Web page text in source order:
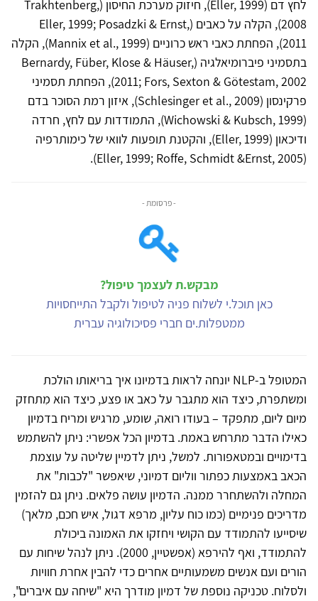
לחץ דם (Eller, 1999), חיזוק מערכת החיסון (Trakhtenberg,
2008), הקלה על כאבים (Eller, 1999; Posadzki & Ernst,
2011), הפחתת כאבי ראש כרוניים (Mannix et al., 1999), הקלה
בתסמיני פיברומיאלגיה (Bernardy, Füber, Klose & Häuser,
2011; Fors, Sexton & Götestam, 2002), הפחתת תסמיני
פרקינסון (Schlesinger et al., 2009), איזון רמת הסוכר בדם
(Wichowski & Kubsch, 1999), התמודדות עם לחץ, חרדה
ודיכאון (Eller, 1999), והקטנת תופעות לוואי של כימותרפיה
(Eller, 1999; Roffe, Schmidt &Ernst, 2005).
- פרסומת -
מבקש.ת לעצמך טיפול?
כאן תוכל.י לשלוח פניה לטיפול ולקבל התייחסויות
ממטפלות.ים חברי פסיכולוגיה עברית
המטופל ב-NLP יונחה לראות בדמיונו איך בריאותו הולכת
ומשתפרת, כיצד הוא מתגבר על כאב או פצע, כיצד הוא מִתחזק
מיום ליום, מתפקד – בעודו רואה, שומע, מרגיש ומריח בדמיון
כאילו הדבר מתרחש באמת. בדמיון הכל אפשרי: ניתן להשתמש
בדימויים ובמטאפורות. למשל, ניתן לדמיין שליטה על עוצמת
הכאב באמצעות כפתור ווליום דמיוני, שיאפשר "לכבות" את
המחלה ולהשתחרר ממנה. הדמיון עושה פלאים. ניתן גם להזמין
מדריכים פנימיים (כמו כוח עליון, מרפא דגול, איש חכם, מלאך)
שיסייעו להתמודד עם הקושי ויחזקו את האמונה ביכולת
להתמודד, ואף להירפא (אפשטיין, 2000). ניתן לנהל שיחות עם
הורים ועם אנשים משמעותיים אחרים כדי להבין אחרת חוויות
ולסלוח. טכניקה נוספת של דמיון מודרך היא "שיחה עם איברים",